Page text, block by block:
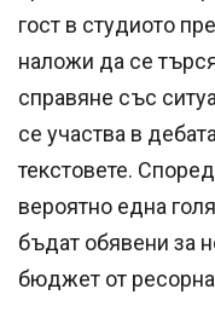
гост в студиото
наложи да се
справяне със
се участва в
текстовете.
вероятно една
бъдат обявени за
бюджет от